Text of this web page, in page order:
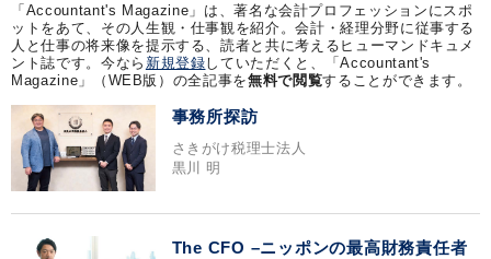
「Accountant's Magazine」は、著名な会計プロフェッションにスポ
ットをあて、その人生観・仕事観を紹介。会計・経理分野に従事する
人と仕事の将来像を提示する、読者と共に考えるヒューマンドキュメ
ント誌です。今なら 新規登録していただくと、「Accountant's
Magazine」（WEB版）の全記事を無料で閲覧することができます。
事務所探訪
さきがけ税理士法人
黒川 明
The CFO –ニッポンの最高財務責任者